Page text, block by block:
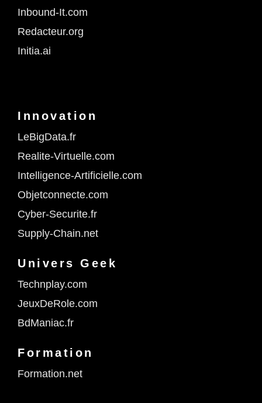
Inbound-It.com
Redacteur.org
Initia.ai
Innovation
LeBigData.fr
Realite-Virtuelle.com
Intelligence-Artificielle.com
Objetconnecte.com
Cyber-Securite.fr
Supply-Chain.net
Univers Geek
Technplay.com
JeuxDeRole.com
BdManiac.fr
Formation
Formation.net